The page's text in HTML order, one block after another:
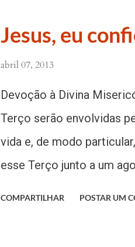
Jesus vive e reina
aproximam. Esta Capela,
será local de
bênçãos e intercessão
também pode ajudar a
(28) 3518 6909 / 3518
Jesus, eu
abril 07, 2013
Devoção à Divina
Terço serão envolvidas
vida e, de modo
esse Terço junto a um
COMPARTILHAR POSTAR UM